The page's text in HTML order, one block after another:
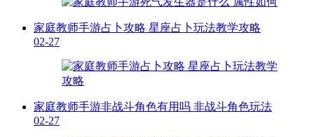
家庭教师手游占卜攻略 星座占卜玩法教学攻略
02-27
家庭教师手游非战斗角色有用吗 非战斗角色玩法
02-27